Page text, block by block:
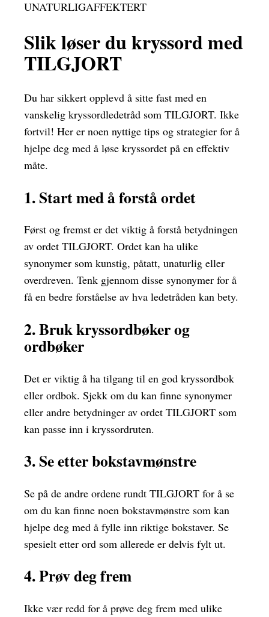
UNATURLIGAFFEKTERT
Slik løser du kryssord med
TILGJORT
Du har sikkert opplevd å sitte fast med en
vanskelig kryssordledetråd som TILGJORT. Ikke
fortvil! Her er noen nyttige tips og strategier for å
hjelpe deg med å løse kryssordet på en effektiv
måte.
1. Start med å forstå ordet
Først og fremst er det viktig å forstå betydningen
av ordet TILGJORT. Ordet kan ha ulike
synonymer som kunstig, påtatt, unaturlig eller
overdreven. Tenk gjennom disse synonymer for å
få en bedre forståelse av hva ledetråden kan bety.
2. Bruk kryssordbøker og
ordbøker
Det er viktig å ha tilgang til en god kryssordbok
eller ordbok. Sjekk om du kan finne synonymer
eller andre betydninger av ordet TILGJORT som
kan passe inn i kryssordruten.
3. Se etter bokstavmønstre
Se på de andre ordene rundt TILGJORT for å se
om du kan finne noen bokstavmønstre som kan
hjelpe deg med å fylle inn riktige bokstaver. Se
spesielt etter ord som allerede er delvis fylt ut.
4. Prøv deg frem
Ikke vær redd for å prøve deg frem med ulike